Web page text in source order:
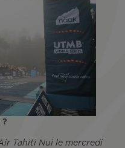
?
Tahiti Nui le mercredi